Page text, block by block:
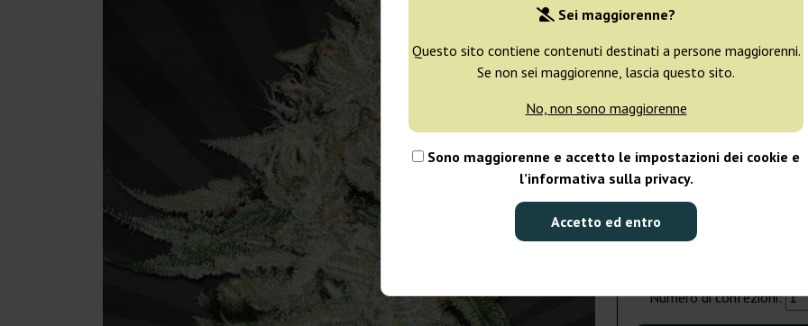
Sei maggiorenne?
Questo sito contiene contenuti destinati a persone maggiorenni.
Se non sei maggiorenne, lascia questo sito.
No, non sono maggiorenne
Sono maggiorenne e accetto le impostazioni dei cookie e
l’informativa sulla privacy.
Accetto ed entro
3 semi
Non disponibile
5 semi
Non disponibile
Numero di confezioni: